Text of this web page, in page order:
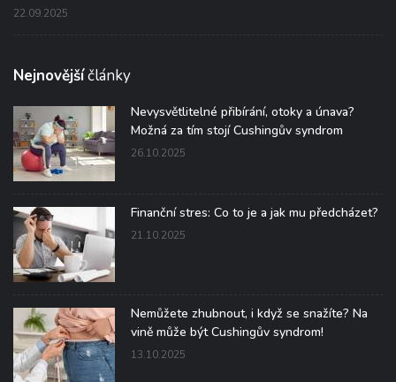
22.09.2025
Nejnovějšíčlánky
Nevysvětlitelné přibírání, otoky a únava?
Možná za tím stojí Cushingův syndrom
26.10.2025
Finanční stres: Co to je a jak mu předcházet?
21.10.2025
Nemůžete zhubnout, i když se snažíte? Na
vině může být Cushingův syndrom!
13.10.2025